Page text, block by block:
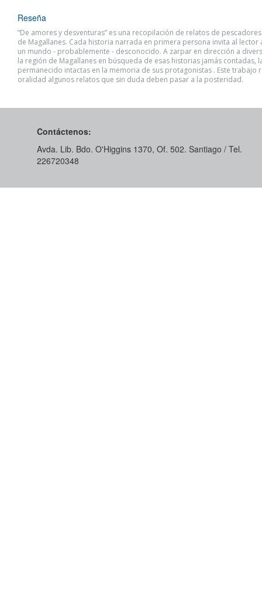
Reseña
“De amores y desventuras” es una recopilación de relatos de
de Magallanes. Cada historia narrada en primera persona invita al lector
un mundo - probablemente - desconocido. A zarpar en dirección a
la región de Magallanes en búsqueda de esas historias jamás contadas,
permanecido intactas en la memoria de sus protagonistas . Este trabajo
oralidad algunos relatos que sin duda deben pasar a la posteridad.
Contáctenos:
Avda. Lib. Bdo. O'Higgins 1370, Of. 502. Santiago / Tel.
226720348